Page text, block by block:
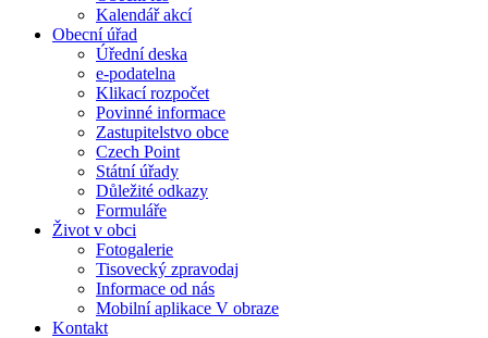
Kalendář akcí
Obecní úřad
Úřední deska
e-podatelna
Klikací rozpočet
Povinné informace
Zastupitelstvo obce
Czech Point
Státní úřady
Důležité odkazy
Formuláře
Život v obci
Fotogalerie
Tisovecký zpravodaj
Informace od nás
Mobilní aplikace V obraze
Kontakt